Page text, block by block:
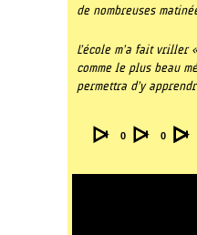
de nombreuses
L’école m’a fait vriller
comme le plus beau
permettra d’y
Audio
Player
Video
Player
Video
Player
Video
Player
Video
Player
Video
Player
00:00 00:00